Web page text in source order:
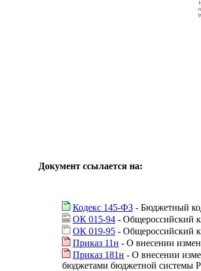
Документ ссылается на:
Кодекс 145-ФЗ - Бюджетный
ОК 015-94 - Общероссийский
ОК 019-95 - Общероссийский
Приказ 11н - О внесении
Приказ 181н - О внесении
бюджетами бюджетной системы